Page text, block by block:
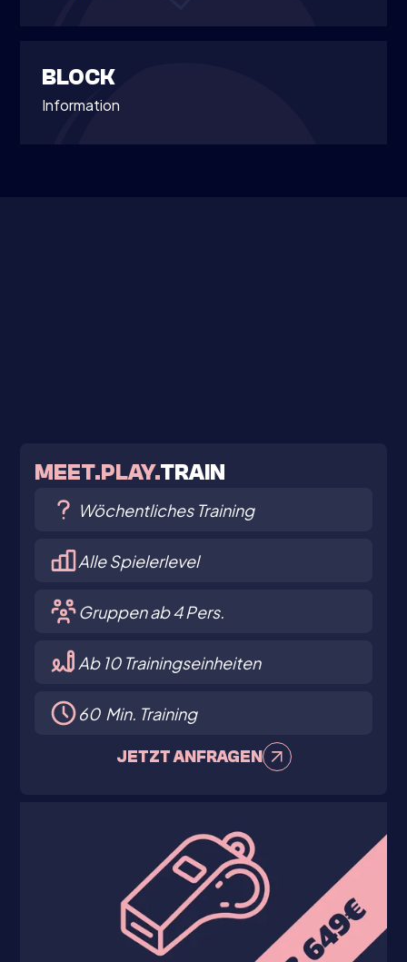
BLOCK
Information
MEET.PLAY.TRAIN
Wöchentliches Training
Alle Spielerlevel
Gruppen ab 4 Pers.
Ab 10 Trainingseinheiten
60 Min. Training
JETZT ANFRAGEN